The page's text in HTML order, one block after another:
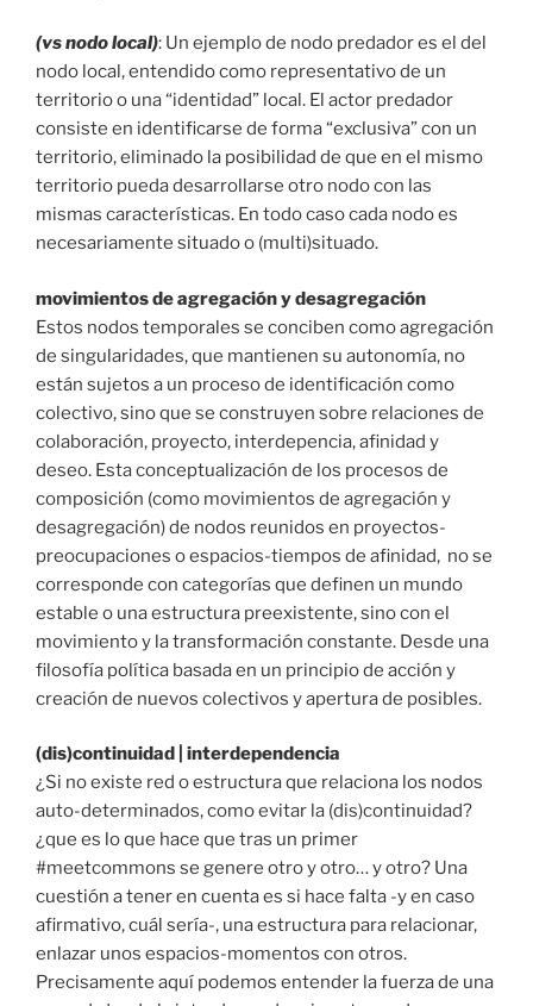
(vs nodo local): Un ejemplo de nodo predador es el del
nodo local, entendido como representativo de un
territorio o una “identidad” local. El actor predador
consiste en identificarse de forma “exclusiva” con un
territorio, eliminado la posibilidad de que en el mismo
territorio pueda desarrollarse otro nodo con las
mismas características. En todo caso cada nodo es
necesariamente situado o (multi)situado.
movimientos de agregación y desagregación
Estos nodos temporales se conciben como agregación
de singularidades, que mantienen su autonomía, no
están sujetos a un proceso de identificación como
colectivo, sino que se construyen sobre relaciones de
colaboración, proyecto, interdepencia, afinidad y
deseo. Esta conceptualización de los procesos de
composición (como movimientos de agregación y
desagregación) de nodos reunidos en proyectos-
preocupaciones o espacios-tiempos de afinidad, no se
corresponde con categorías que definen un mundo
estable o una estructura preexistente, sino con el
movimiento y la transformación constante. Desde una
filosofía política basada en un principio de acción y
creación de nuevos colectivos y apertura de posibles.
(dis)continuidad | interdependencia
¿Si no existe red o estructura que relaciona los nodos
auto-determinados, como evitar la (dis)continuidad?
¿que es lo que hace que tras un primer
#meetcommons se genere otro y otro… y otro? Una
cuestión a tener en cuenta es si hace falta -y en caso
afirmativo, cuál sería-, una estructura para relacionar,
enlazar unos espacios-momentos con otros.
Precisamente aquí podemos entender la fuerza de una